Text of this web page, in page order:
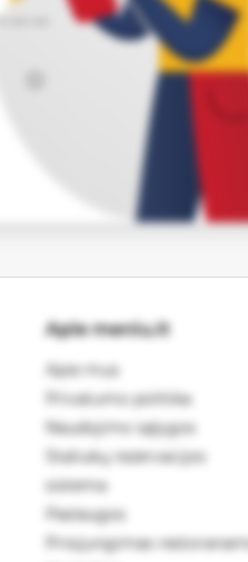
Apie meniu.lt
Apie mus
Privatumo politika
Naudojimo sąlygos
Staliukų rezervacijos
sistema
Paslaugos
Prisijungimas restoranams